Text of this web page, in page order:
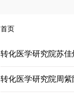
首页
转化医学研究院苏
转化医学研究院周紫